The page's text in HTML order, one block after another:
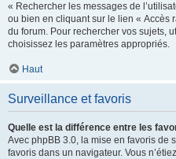
« Rechercher les messages de
ou bien en cliquant sur le lien « Accès
du forum. Pour rechercher vos sujets,
choisissez les paramètres appropriés.
Haut
Surveillance et favoris
Quelle est la différence entre les
Avec phpBB 3.0, la mise en favoris de
favoris dans un navigateur. Vous